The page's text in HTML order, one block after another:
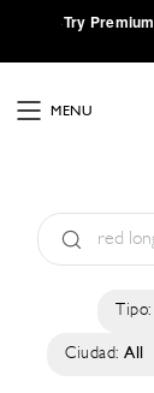
·Try Premium
MENU
Tipo:
Ciudad: All